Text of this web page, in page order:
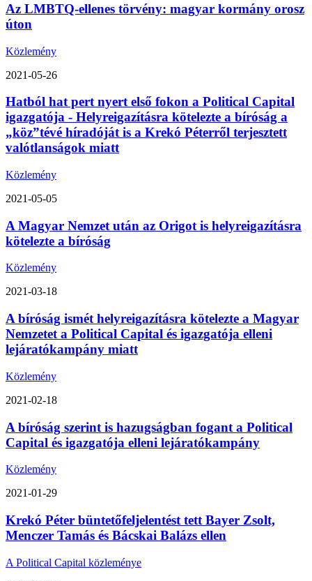
Az LMBTQ-ellenes törvény: magyar kormány orosz
úton
Közlemény
2021-05-26
Hatból hat pert nyert első fokon a Political Capital
igazgatója - Helyreigazításra kötelezte a bíróság a
„köz”tévé híradóját is a Krekó Péterről terjesztett
valótlanságok miatt
Közlemény
2021-05-05
A Magyar Nemzet után az Origot is helyreigazításra
kötelezte a bíróság
Közlemény
2021-03-18
A bíróság ismét helyreigazításra kötelezte a Magyar
Nemzetet a Political Capital és igazgatója elleni
lejáratókampány miatt
Közlemény
2021-02-18
A bíróság szerint is hazugságban fogant a Political
Capital és igazgatója elleni lejáratókampány
Közlemény
2021-01-29
Krekó Péter büntetőfeljelentést tett Bayer Zsolt,
Menczer Tamás és Bácskai Balázs ellen
A Political Capital közleménye